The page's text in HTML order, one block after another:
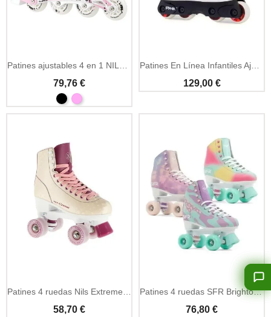
79,76 € 129,00 €
58,70 €
Patines 4 ruedas SFR Brighton Figure artístico quad
76,80 €